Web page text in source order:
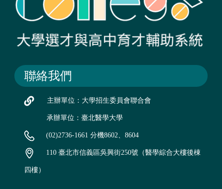
聯絡我們
主辦單位：大學招生委員會聯合會
承辦單位：臺北醫學大學
(02)2736-1661 分機8602、8604
110 臺北市信義區吳興街250號（醫學綜合大樓後棟
四樓）